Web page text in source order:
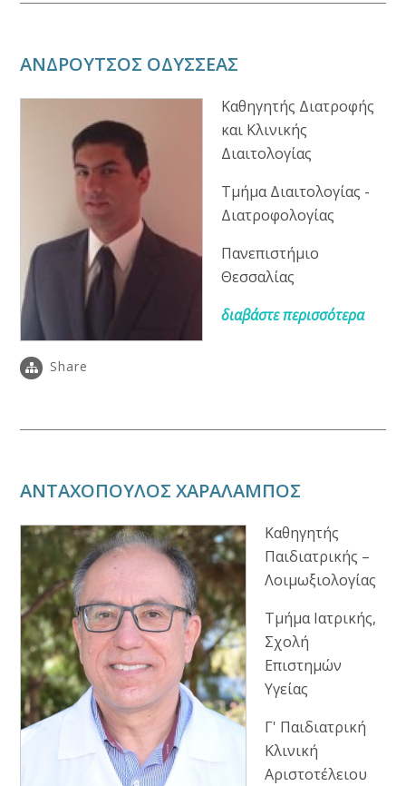
ΑΝΔΡΟΥΤΣΟΣ ΟΔΥΣΣΕΑΣ
Καθηγητής Διατροφής
και Κλινικής
Διαιτολογίας
Τμήμα Διαιτολογίας -
Διατροφολογίας
Πανεπιστήμιο
Θεσσαλίας
διαβάστε περισσότερα
Share
ΑΝΤΑΧΟΠΟΥΛΟΣ ΧΑΡΑΛΑΜΠΟΣ
Καθηγητής
Παιδιατρικής –
Λοιμωξιολογίας
Τμήμα Ιατρικής,
Σχολή
Επιστημών
Υγείας
Γ' Παιδιατρική
Κλινική
Αριστοτέλειου